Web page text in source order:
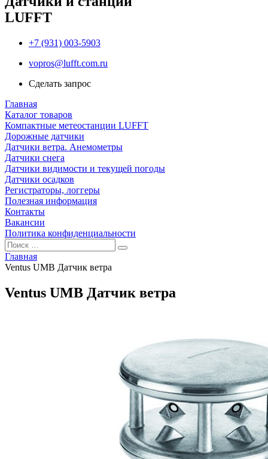
LUFFT
+7 (931) 003-5903
vopros@lufft.com.ru
Сделать запрос
Главная
Каталог товаров
Компактные метеостанции LUFFT
Дорожные датчики
Датчики ветра. Анемометры
Датчики снега
Датчики видимости и текущей погоды
Датчики осадков
Регистраторы, логгеры
Полезная информация
Контакты
Вакансии
Политика конфиденциальности
Главная
Ventus UMB Датчик ветра
Ventus UMB Датчик ветра